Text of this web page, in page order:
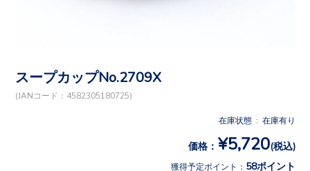
スープカップNo.2709X
(JANコード：4582305180725)
在庫状態 : 在庫有り
価格： ¥5,720(税込)
獲得予定ポイント： 58ポイント